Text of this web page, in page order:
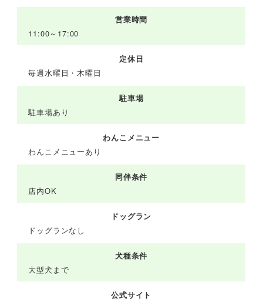
営業時間
11:00～17:00
定休日
毎週水曜日・木曜日
駐車場
駐車場あり
わんこメニュー
わんこメニューあり
同伴条件
店内OK
ドッグラン
ドッグランなし
犬種条件
大型犬まで
公式サイト